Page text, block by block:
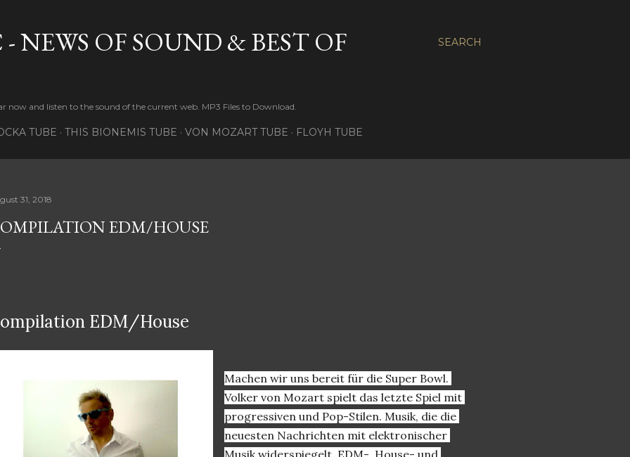
SEARCH
NEWS OF SOUND & BEST OF
now and listen to the sound of the current web. MP3 Files to Download.
TUBE THIS BIONEMIS TUBE VON MOZART TUBE FLOYH TUBE
31, 2018
EDM/HOUSE
EDM/House
Machen wir uns bereit für die Super Bowl.
Volker von Mozart spielt das letzte Spiel mit
progressiven und Pop-Stilen. Musik, die die
neuesten Nachrichten mit elektronischer
Musik widerspiegelt. EDM-, House- und